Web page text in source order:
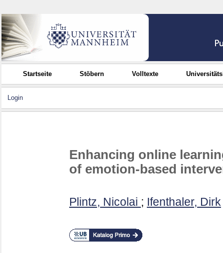
Startseite Stöbern Volltexte
Login
Enhancing online
of emotion-based
Plintz, Nicolai ; Ifenthaler, Dirk